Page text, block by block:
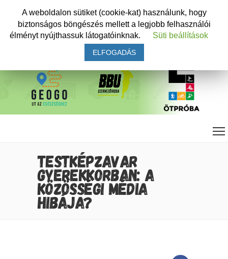
TESTKÉPZAVAR
GYEREKKORBAN: A
KÖZÖSSÉGI MÉDIA
HIBÁJA?
A weboldalon sütiket (cookie-kat) használunk, hogy
biztonságos böngészés mellett a legjobb felhasználói
élményt nyújthassuk látogatóinknak.
Süti beállítások
ELFOGADÁS